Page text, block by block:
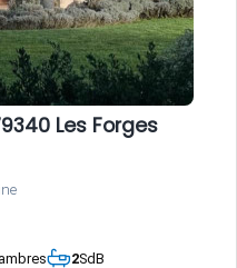
Les Forges
2SdB